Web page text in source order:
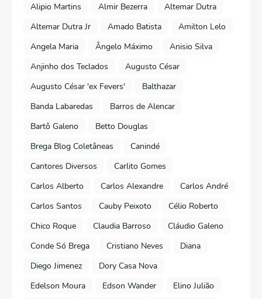
Alipio Martins
Almir Bezerra
Altemar Dutra
Altemar Dutra Jr
Amado Batista
Amilton Lelo
Angela Maria
Ângelo Máximo
Anisio Silva
Anjinho dos Teclados
Augusto César
Augusto César 'ex Fevers'
Balthazar
Banda Labaredas
Barros de Alencar
Bartô Galeno
Betto Douglas
Brega Blog Coletâneas
Canindé
Cantores Diversos
Carlito Gomes
Carlos Alberto
Carlos Alexandre
Carlos André
Carlos Santos
Cauby Peixoto
Célio Roberto
Chico Roque
Claudia Barroso
Cláudio Galeno
Conde Só Brega
Cristiano Neves
Diana
Diego Jimenez
Dory Casa Nova
Edelson Moura
Edson Wander
Elino Julião